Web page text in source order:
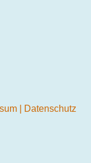
Datenschutz